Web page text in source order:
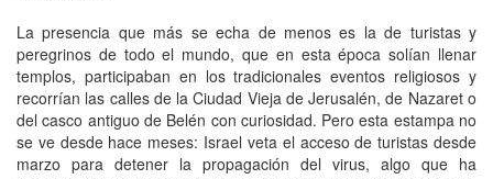
La presencia que más se echa de menos es la de turistas y
peregrinos de todo el mundo, que en esta época solían llenar
templos, participaban en los tradicionales eventos religiosos y
recorrían las calles de la Ciudad Vieja de Jerusalén, de Nazaret o
del casco antiguo de Belén con curiosidad. Pero esta estampa no
se ve desde hace meses: Israel veta el acceso de turistas desde
marzo para detener la propagación del virus, algo que ha